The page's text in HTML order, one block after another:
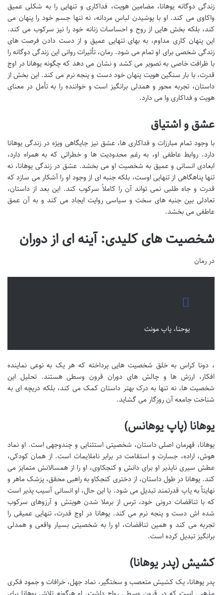
زندگی دوگانه یوهانا، مضامین هویت، فداکاری و تنهایی را به شکلی عمیق
واکاوی می کند. او با پوشیدن لباس مردانه، نه تنها جسم خود را پنهان می
کند، بلکه بخش هایی از روح و احساسات زنانه خود را نیز سرکوب می کند.
این پنهان کاری مداوم، به بهای تنهایی عمیق و از دست دادن فرصت های
زندگی شخصی برای او تمام می شود. رمان، تأثیرات روانی این زندگی دوگانه را
با ظرافت خاصی به تصویر می کشد و نشان می دهد که چگونه یوهانا در اوج
قدرت، با بار سنگین هویت پنهان خود دست و پنجه نرم می کند. این بخش از
داستان، تجربه محور و همدلی برانگیز است و خواننده را به تأمل در معنای
هویت و فداکاری وا می دارد.
عشق و اشتیاق
با وجود تمام مبارزات و فداکاری ها، عشق نیز جایگاهی ویژه در زندگی یوهانا
دارد. روابط عاطفی او، به رغم محدودیت ها و خطراتی که به همراه دارد،
ابعادی انسانی و عمیق به شخصیت او می بخشد. عشق در زندگی یوهانا، نه
تنها پناهگاهی از تنهایی اوست، بلکه جنبه ای از وجود او را آشکار می سازد که
قدرت و جاه طلبی نمی تواند آن را کاملاً سرکوب کند. این بعد از داستان،
تعادلی بین جنبه های سخت و سیاسی روایت ایجاد می کند و به آن عمق
عاطفی می بخشد.
شخصیت های کلیدی: آینه ای از دوران
در رمان
یوحنا، پاپ مونث
، دونا کراس به خلق شخصیت هایی پرداخته که هر یک به نوعی نماینده
افکار، ارزش ها و چالش های دوران قرون وسطی هستند. تحلیل این
شخصیت ها، نه تنها به درک بهتر داستان کمک می کند، بلکه دریچه ای به
شناخت جامعه آن روزگار می گشاید.
یوهانا (پاپ یوهانس)
یوهانا، قهرمان اصلی داستان، شخصیتی استثنایی و چندوجهی است. او نماد
هوش، اراده، جسارت و استقامت در برابر ناملایمات است. از همان کودکی،
عطش سیری ناپذیر او برای دانش و کنجکاوی، او را از همسالانش متمایز می
کند. یوهانا در طول داستان، از دختری کنجکاو به راهبی محقق، پزشک ماهر و
نهایتاً به پاپ قدرتمند تبدیل می شود. با این حال، او انسانی آسیب پذیر است
که با تناقضات درونی خود، ترس از برملا شدن هویتش و آرزوهای سرکوب
شده اش دست و پنجه نرم می کند. یوهانا در اوج قدرت، تنهایی عمیقی را
تجربه می کند و همین تناقضات، او را به شخصیتی بسیار واقعی و همدلی
برانگیز تبدیل کرده است.
کشیش (پدر یوهانا)
پدر یوهانا، یک کشیش متعصب و سختگیر، نماد جهل، خرافات و جمود فکری